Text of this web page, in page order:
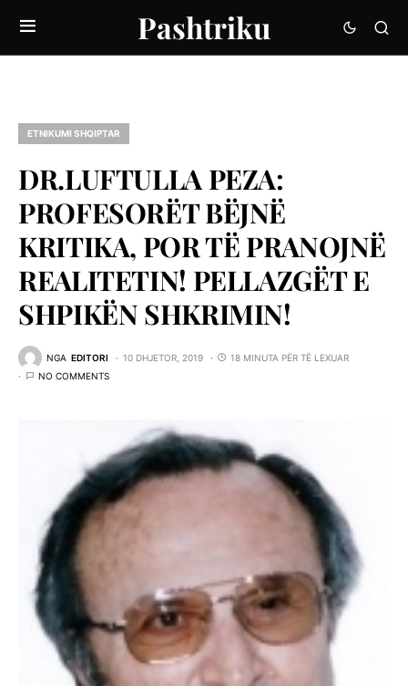
Pashtriku
ETNIKUMI SHQIPTAR
DR.LUFTULLA PEZA:
PROFESORËT BËJNË
KRITIKA, POR TË PRANOJNË
REALITETIN! PELLAZGËT E
SHPIKËN SHKRIMIN!
NGA EDITORI 10 DHJETOR, 2019
18 MINUTA PËR TË LEXUAR
NO COMMENTS